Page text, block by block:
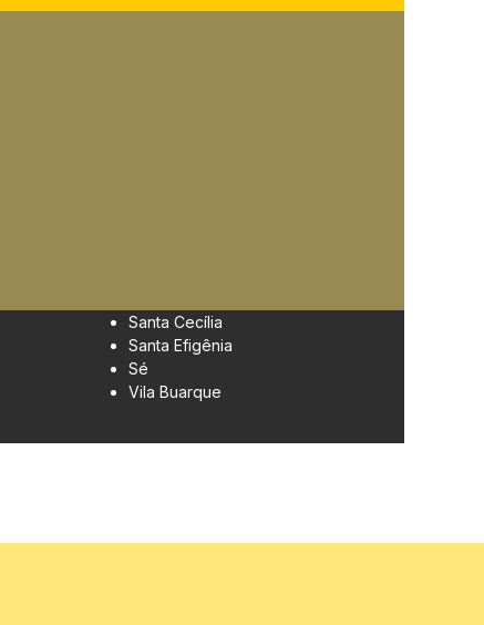
Santa Cecília
Santa Efigênia
Sé
Vila Buarque